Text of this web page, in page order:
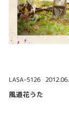
LASA-5126
風道花うた